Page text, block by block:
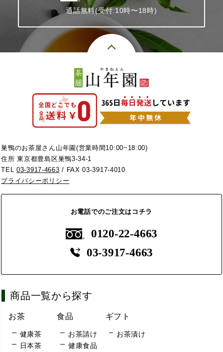
通話無料(受付:10時〜18時)
巣鴨のお茶屋さん山年園(営業時間10:00~18:00)
住所 東京都豊島区巣鴨3-34-1
TEL03-3917-4663 / FAX 03-3917-4010
プライバシーポリシー
お電話でのご注文はコチラ
0120-22-4663
03-3917-4663
商品一覧から探す
お茶
健康茶
日本茶
食品
お茶請け
健康食品
ギフト
お茶漬け